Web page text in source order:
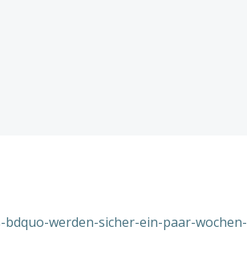
werden-sicher-ein-paar-wochen-